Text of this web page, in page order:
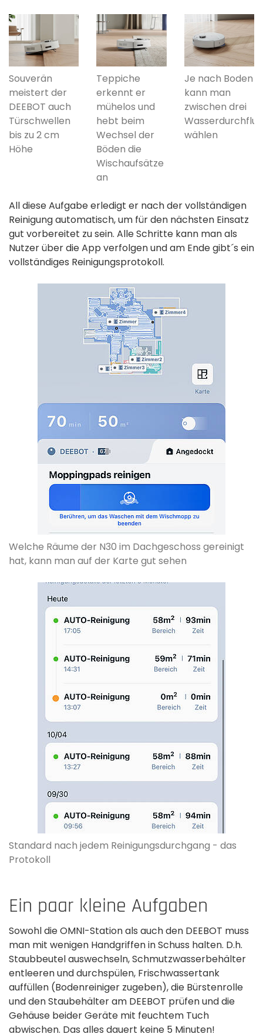
Souverän
meistert der
DEEBOT auch
Türschwellen
bis zu 2 cm
Höhe
Teppiche
erkennt er
mühelos und
hebt beim
Wechsel der
Böden die
Wischaufsätze
an
Je nach Boden
kann man
zwischen drei
wählen
All diese Aufgabe erledigt er nach der vollständigen
Reinigung automatisch, um für den nächsten Einsatz
gut vorbereitet zu sein. Alle Schritte kann man als
Nutzer über die App verfolgen und am Ende gibt´s ein
vollständiges Reinigungsprotokoll.
Welche Räume der N30 im Dachgeschoss gereinigt
hat, kann man auf der Karte gut sehen
Standard nach jedem Reinigungsdurchgang - das
Protokoll
Ein paar kleine Aufgaben
Sowohl die OMNI-Station als auch den DEEBOT muss
man mit wenigen Handgriffen in Schuss halten. D.h.
Staubbeutel auswechseln, Schmutzwasserbehälter
entleeren und durchspülen, Frischwassertank
auffüllen (Bodenreiniger zugeben), die Bürstenrolle
und den Staubehälter am DEEBOT prüfen und die
Gehäuse beider Geräte mit feuchtem Tuch
abwischen. Das alles dauert keine 5 Minuten!